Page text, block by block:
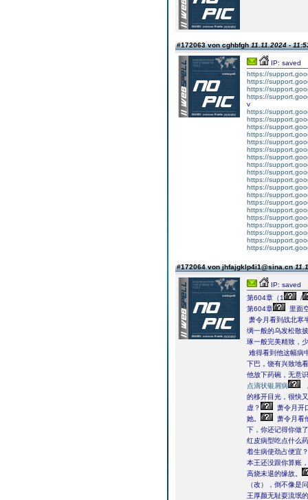
#172063 von cghbfgh11.11.2024 -
IP: saved
https://
https://
https://
https://
v
https://
https://
https://
https://
https://
https://
https://
https://
https://
https://
https://
https://
https://
https://
https://
https://
https://
https://
https://
#172064 von jhfajgklp4i1@sina.cn
IP: saved
第604章（1
/
第604章
里面
萧令月看到战北寒
绸一般的乌发松散
琢一般完美精致，
难得看到他这幅病
下巴，饶有兴致地
他放下药碗，无意
点滴状银屑病
的移开目光，很快
虚？
萧令月开
她。
萧令月看
下，你还记得你做
红皮病型吃点什么药
着生病使劲占便宜？
本王还没跟你算账
高烧未退的缘故。
（改），倒不像是
王厚颜无耻耍流氓